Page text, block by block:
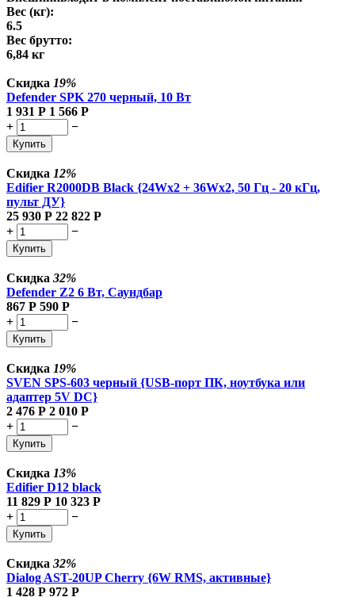
Вес (кг):
6.5
Вес брутто:
6,84 кг
Скидка 19%
Defender SPK 270 черный, 10 Вт
1 931 Р 1 566 Р
+
−
Купить
Скидка 12%
Edifier R2000DB Black {24Wx2 + 36Wx2, 50 Гц - 20 кГц,
пульт ДУ}
25 930 Р 22 822 Р
+
−
Купить
Скидка 32%
Defender Z2 6 Вт, Саундбар
867 Р 590 Р
+
−
Купить
Скидка 19%
SVEN SPS-603 черный {USB-порт ПК, ноутбука или
адаптер 5V DC}
2 476 Р 2 010 Р
+
−
Купить
Скидка 13%
Edifier D12 black
11 829 Р 10 323 Р
+
−
Купить
Скидка 32%
Dialog AST-20UP Cherry {6W RMS, активные}
1 428 Р 972 Р